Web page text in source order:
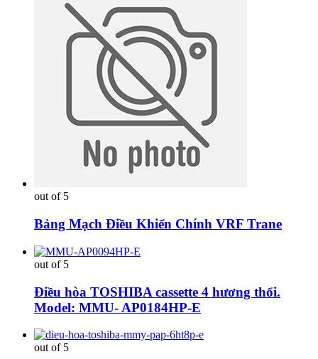
out of 5
Bảng Mạch Điều Khiển Chính VRF Trane
out of 5
Điều hòa TOSHIBA cassette 4 hương thổi.
Model: MMU- AP0184HP-E
out of 5